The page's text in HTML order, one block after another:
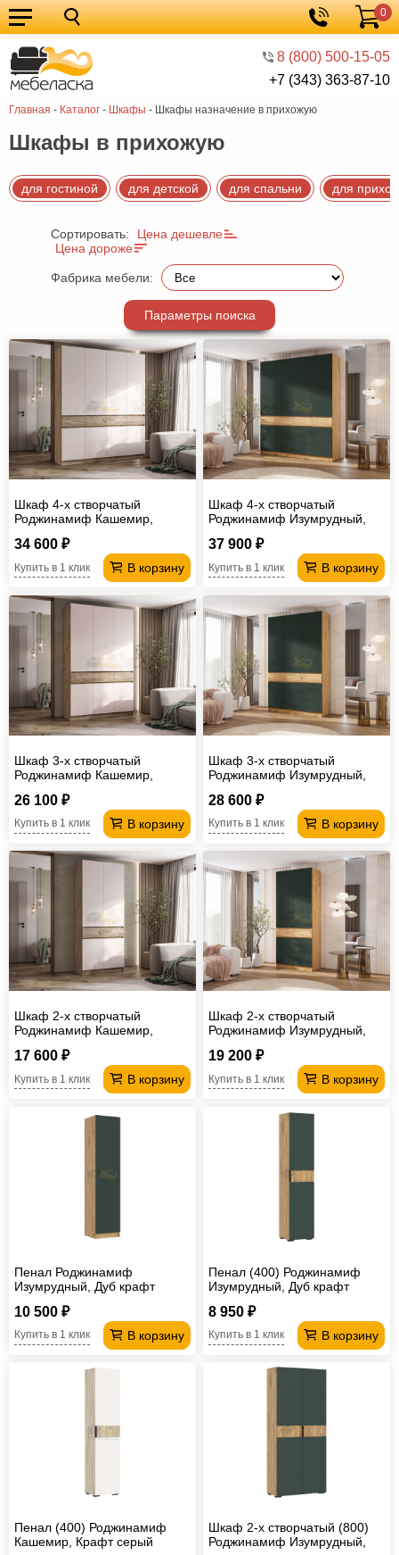
8 (800) 500-15-05
+7 (343) 363-87-10
Корзина
0
Главная - Каталог - Шкафы - Шкафы назначение в прихожую
Кухонные
гарнитуры
Мебель
для
кухни
Мебель
для
спальни
Кровати
Шкафы
Диваны
мебель
Детская
мебель
Мебель
гостиную
для
прихожей
Столы
Комоды
Офисная
мебель
Столы
под
компьютер
Мебель
для
Мебель
Кресла-
мешки
Мебель
из
ротанга
Садовая
мебель
Косметологическое
оборудование
Шкафы в прихожую
для гостиной для детской для спальни для
Сортировать:
Цена дешевле
Цена дороже
Фабрика мебели:
Параметры поиска
Шкаф 4-х створчатый
Роджинамиф Кашемир,
34 600 ₽
В корзину
Купить в 1 клик
Шкаф 4-х створчатый
Роджинамиф Изумрудный,
37 900 ₽
В корзину
Купить в 1 клик
Шкаф 3-х створчатый
Роджинамиф Кашемир,
26 100 ₽
В корзину
Купить в 1 клик
Шкаф 3-х створчатый
Роджинамиф Изумрудный,
28 600 ₽
В корзину
Купить в 1 клик
Шкаф 2-х створчатый
Роджинамиф Кашемир,
17 600 ₽
В корзину
Купить в 1 клик
Шкаф 2-х створчатый
Роджинамиф Изумрудный,
19 200 ₽
В корзину
Купить в 1 клик
Пенал Роджинамиф
Изумрудный, Дуб крафт
10 500 ₽
В корзину
Купить в 1 клик
Пенал (400) Роджинамиф
Изумрудный, Дуб крафт
8 950 ₽
В корзину
Купить в 1 клик
Пенал (400) Роджинамиф
Кашемир, Крафт серый
Шкаф 2-х створчатый (800)
Роджинамиф Изумрудный,